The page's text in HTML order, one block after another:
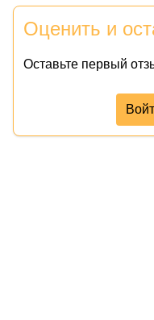
Оценить и
Оставьте первый